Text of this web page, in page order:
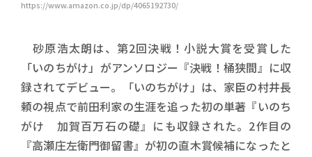
https://www.amazon.co.jp/dp/4065192730/
砂原浩太朗は、第2回決戦！小説大賞を受賞した
「いのちがけ」がアンソロジー『決戦！桶狭間』に収
録されてデビュー。「いのちがけ」は、家臣の村井長
頼の視点で前田利家の生涯を追った初の単著『いのち
がけ 加賀百万石の礎』にも収録された。2作目の
『高瀬庄左衛門御留書』が初の直木賞候補になったと